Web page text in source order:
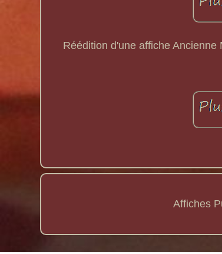
Réédition d'une affiche
Affiches